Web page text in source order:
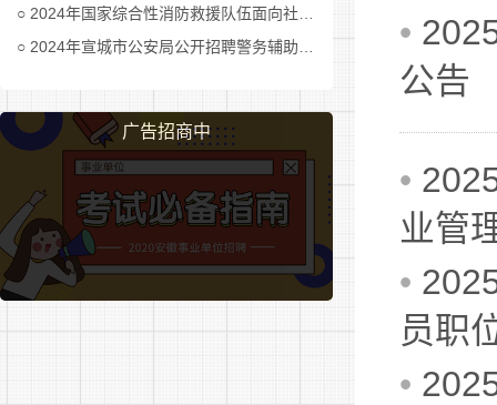
2024年国家综合性消防救援队伍面向社会招录消防员公告
2024年宣城市公安局公开招聘警务辅助人员公告
广告招商中
•
公告
•
业管
•
员职
•